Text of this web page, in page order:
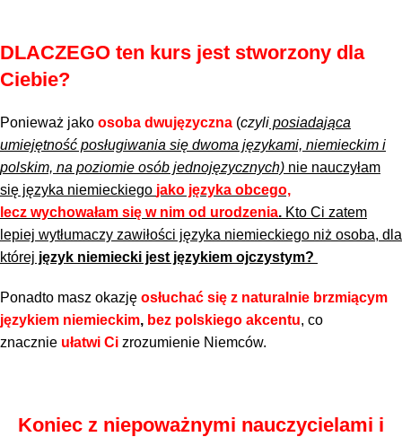
DLACZEGO ten kurs jest stworzony dla
Ciebie?
Ponieważ jako osoba dwujęzyczna (czyli posiadająca
umiejętność posługiwania się dwoma językami, niemieckim i
polskim, na poziomie osób jednojęzycznych) nie nauczyłam
się języka niemieckiego jako języka obcego,
lecz wychowałam się w nim od urodzenia. Kto Ci zatem
lepiej wytłumaczy zawiłości języka niemieckiego niż osoba, dla
której język niemiecki jest językiem ojczystym?
Ponadto masz okazję osłuchać się z naturalnie brzmiącym
językiem niemieckim, bez polskiego akcentu, co
znacznie ułatwi Ci zrozumienie Niemców.
Koniec z niepoważnymi nauczycielami i